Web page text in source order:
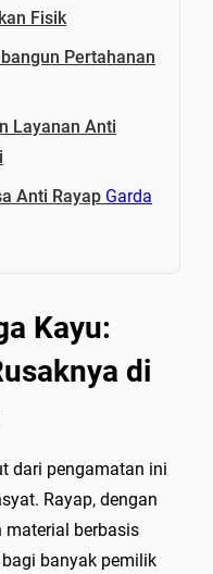
Fisik
Pertahanan
Layanan Anti
Anti Rayap Garda
Kayu:
di
dari pengamatan ini
Rayap, dengan
material berbasis
banyak pemilik